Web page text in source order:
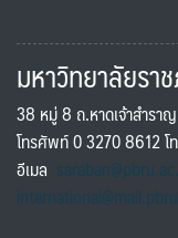
มหาวิทยาลัยรา
38 หมู่ 8 ถ.หาดเจ้าสำรา
โทรศัพท์ 0 3270 8612
อีเมล